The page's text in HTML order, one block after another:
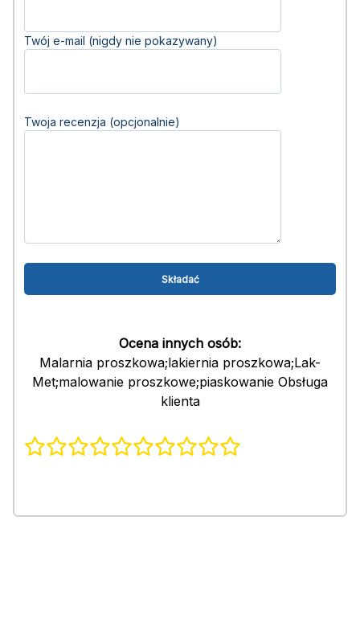
Twój e-mail (nigdy nie pokazywany)
Twoja recenzja (opcjonalnie)
Ocena innych osób:
Malarnia proszkowa;lakiernia proszkowa;Lak-
Met;malowanie proszkowe;piaskowanie Obsługa
klienta